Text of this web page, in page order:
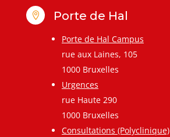
 Porte de Hal
Porte de Hal Campus
rue aux Laines, 105
1000 Bruxelles
Urgences
rue Haute 290
1000 Bruxelles
Consultations (Polyclinique)